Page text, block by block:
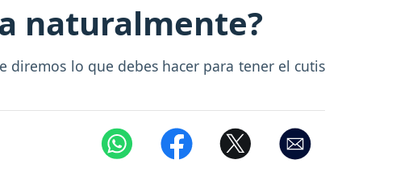
naturalmente?
diremos lo que debes hacer para tener el cutis